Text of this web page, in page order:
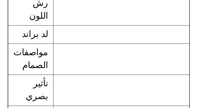
رش
اللون
لد براند
مواصفات
الصمام
تأثير
بصري